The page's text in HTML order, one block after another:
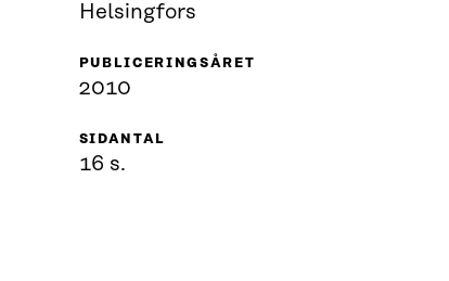
Helsingfors
PUBLICERINGSÅRET
2010
SIDANTAL
16 s.